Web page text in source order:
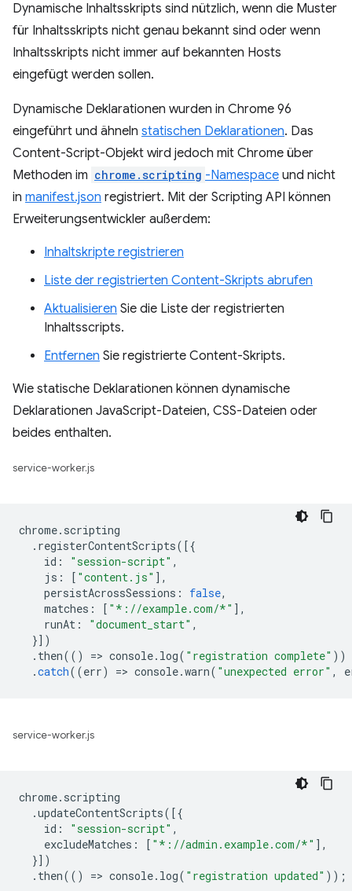
Dynamische Inhaltsskripts sind nützlich, wenn die Muster
für Inhaltsskripts nicht genau bekannt sind oder wenn
Inhaltsskripts nicht immer auf bekannten Hosts
eingefügt werden sollen.
Dynamische Deklarationen wurden in Chrome 96
eingeführt und ähneln statischen Deklarationen. Das
Content-Script-Objekt wird jedoch mit Chrome über
Methoden im chrome.scripting -Namespace und nicht
in manifest.json registriert. Mit der Scripting API können
Erweiterungsentwickler außerdem:
Inhaltskripte registrieren
Liste der registrierten Content-Skripts abrufen
Aktualisieren Sie die Liste der registrierten
Inhaltsscripts.
Entfernen Sie registrierte Content-Skripts.
Wie statische Deklarationen können dynamische
Deklarationen JavaScript-Dateien, CSS-Dateien oder
beides enthalten.
service-worker.js
chrome. scripting
. registerContentScripts([{
id : "session-script" ,
js : [ "content.js" ],
persistAcrossSessions : false,
matches : [ "*://example.com/*" ],
runAt : "document_start" ,
}])
. then(() => console. log( "registration complete" ))
.catch((err) => console.warn( "unexpected error" ,
service-worker.js
chrome. scripting
.updateContentScripts([{
id : "session-script" ,
excludeMatches : [ "*://admin.example.com/*" ],
}])
. then(() => console. log( "registration updated" ));